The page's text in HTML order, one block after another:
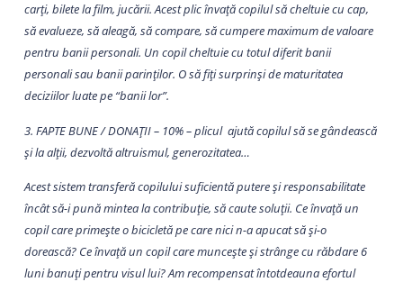
carți, bilete la film, jucării. Acest plic învață copilul să cheltuie cu cap,
să evalueze, să aleagă, să compare, să cumpere maximum de valoare
pentru banii personali. Un copil cheltuie cu totul diferit banii
personali sau banii parinților. O să fiți surprinși de maturitatea
deciziilor luate pe “banii lor”.
3. FAPTE BUNE / DONAȚII – 10% – plicul ajută copilul să se gândească
și la alții, dezvoltă altruismul, generozitatea…
Acest sistem transferă copilului suficientă putere și responsabilitate
încât să-i pună mintea la contribuție, să caute soluții. Ce învață un
copil care primește o bicicletă pe care nici n-a apucat să și-o
dorească? Ce învață un copil care muncește și strânge cu răbdare 6
luni banuți pentru visul lui? Am recompensat întotdeauna efortul